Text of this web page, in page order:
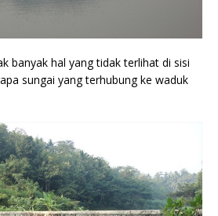
banyak hal yang tidak terlihat di sisi
sungai yang terhubung ke waduk